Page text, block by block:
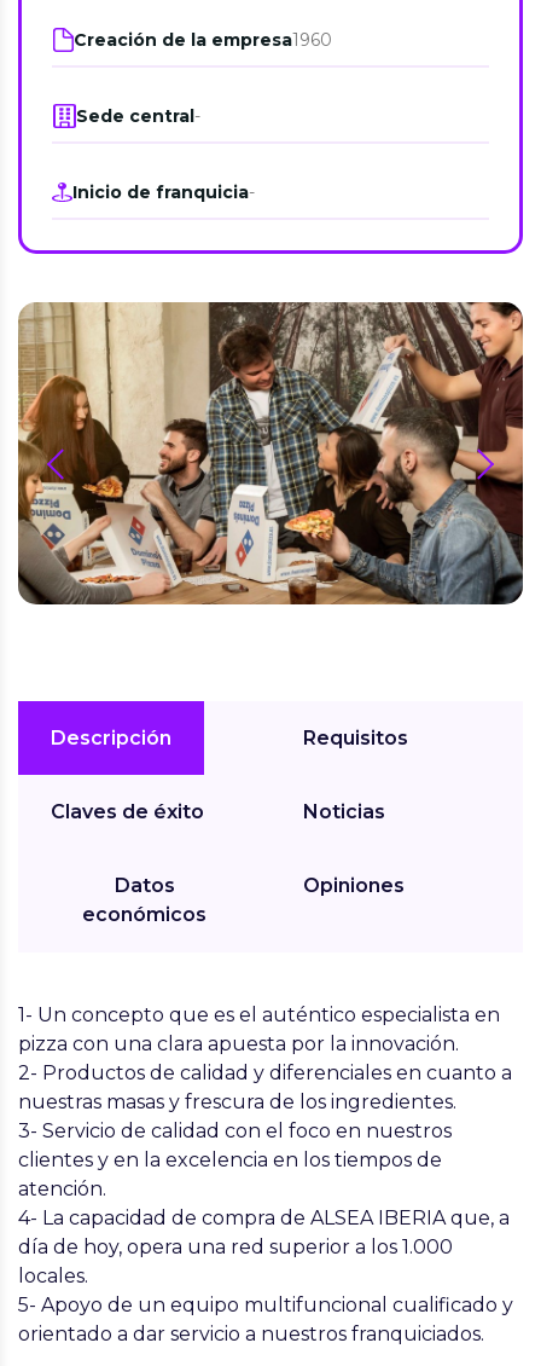
Creación de la empresa1960
Sede central-
Inicio de franquicia-
prev next
Descripción
Claves de éxito
Datos
económicos
Requisitos
Noticias
Opiniones
1- Un concepto que es el auténtico especialista en
pizza con una clara apuesta por la innovación.
2- Productos de calidad y diferenciales en cuanto a
nuestras masas y frescura de los ingredientes.
3- Servicio de calidad con el foco en nuestros
clientes y en la excelencia en los tiempos de
atención.
4- La capacidad de compra de ALSEA IBERIA que, a
día de hoy, opera una red superior a los 1.000
locales.
5- Apoyo de un equipo multifuncional cualificado y
orientado a dar servicio a nuestros franquiciados.